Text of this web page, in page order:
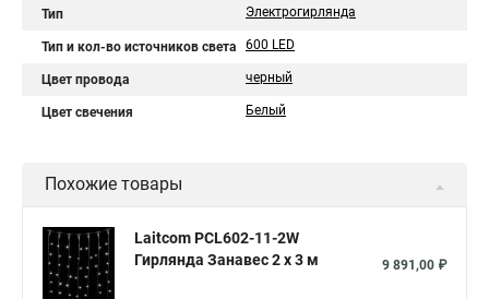
Тип Электрогирлянда
Тип и кол-во источников света 600 LED
Цвет провода черный
Цвет свечения Белый
Похожие товары
Laitcom PCL602-11-2W
Гирлянда Занавес 2 x 3 м
9 891,00 ₽